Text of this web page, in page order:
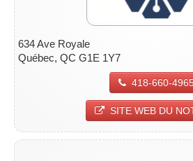
634 Ave Royale
Québec, QC G1E 1Y7
418-660-
SITE WEB DU